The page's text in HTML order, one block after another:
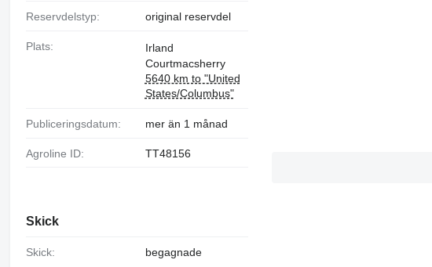
Reservdelstyp: original reservdel
Plats:
Irland
Courtmacsherry
5640 km to "United
States/Columbus"
Publiceringsdatum: mer än 1 månad
Agroline ID: TT48156
Skick
Skick: begagnade